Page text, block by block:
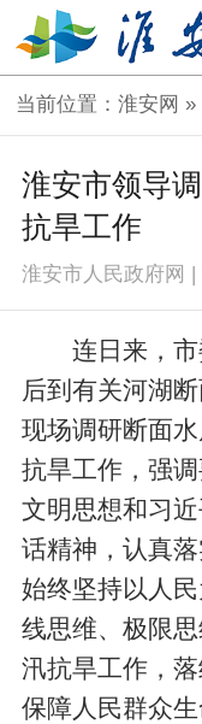
当前位置：淮安网 »
淮安市领导
抗旱工作
淮安市人民政府网 |
连日来，
后到有关河湖
现场调研断面
抗旱工作，强
文明思想和习
话精神，认真
始终坚持以人
线思维、极限
汛抗旱工作，
保障人民群众